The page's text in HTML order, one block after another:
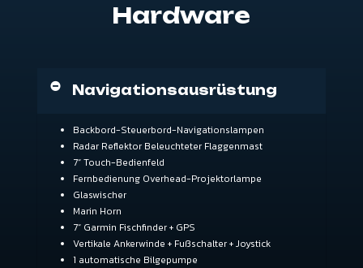
Hardware
Navigationsausrüstung
Backbord-Steuerbord-Navigationslampen
Radar Reflektor Beleuchteter Flaggenmast
7“ Touch-Bedienfeld
Fernbedienung Overhead-Projektorlampe
Glaswischer
Marin Horn
7“ Garmin Fischfinder + GPS
Vertikale Ankerwinde + Fußschalter + Joystick
1 automatische Bilgepumpe